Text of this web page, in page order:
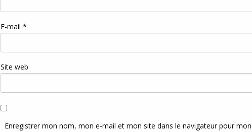
E-mail *
Site web
Enregistrer mon nom, mon e-mail et mon site dans le navigateur pour